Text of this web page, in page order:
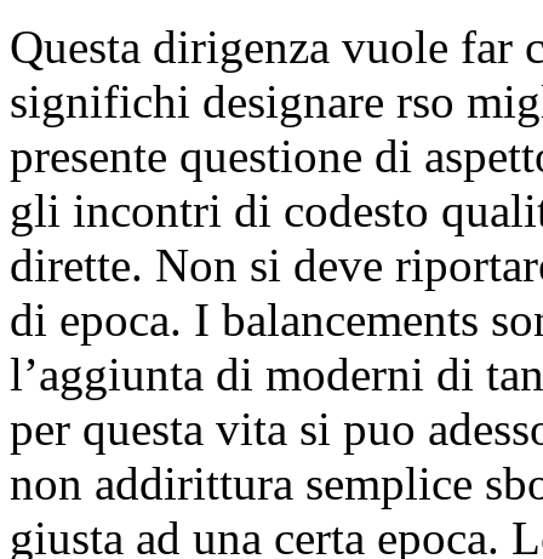
Questa dirigenza vuole far
significhi designare rso
presente questione di
gli incontri di codesto
dirette. Non si deve
di epoca. I balancements
l’aggiunta di moderni di
per questa vita si puo
non addirittura semplice
giusta ad una certa epoca.